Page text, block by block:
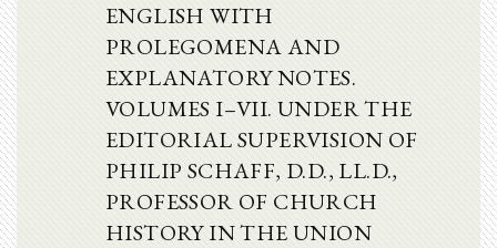
ENGLISH WITH
PROLEGOMENA AND
EXPLANATORY NOTES.
VOLUMES I–VII. UNDER THE
EDITORIAL SUPERVISION OF
PHILIP SCHAFF, D.D., LL.D.,
PROFESSOR OF CHURCH
HISTORY IN THE UNION